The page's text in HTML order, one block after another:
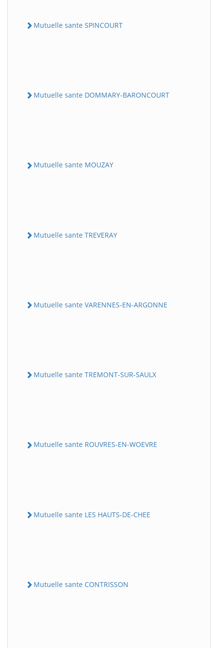
Mutuelle sante SPINCOURT
Mutuelle sante DOMMARY-BARONCOURT
Mutuelle sante MOUZAY
Mutuelle sante TREVERAY
Mutuelle sante VARENNES-EN-ARGONNE
Mutuelle sante TREMONT-SUR-SAULX
Mutuelle sante ROUVRES-EN-WOEVRE
Mutuelle sante LES HAUTS-DE-CHEE
Mutuelle sante CONTRISSON